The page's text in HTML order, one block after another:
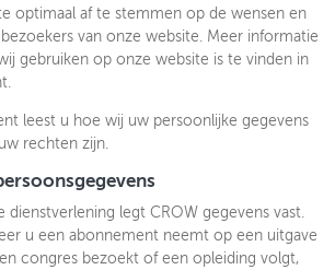
optimaal af te stemmen op de wensen en
van onze website. Meer informatie
gebruiken op onze website is te vinden in
leest u hoe wij uw persoonlijke gegevens
rechten zijn.
dienstverlening legt CROW gegevens vast.
u een abonnement neemt op een uitgave
congres bezoekt of een opleiding volgt,